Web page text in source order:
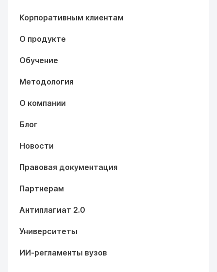
Корпоративным клиентам
О продукте
Обучение
Методология
О компании
Блог
Новости
Правовая документация
Партнерам
Антиплагиат 2.0
Университеты
ИИ-регламенты вузов